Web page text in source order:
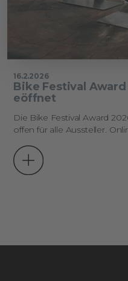
16.2.2026
Bike Festival
eöffnet
Die Bike Festival Award
offen für alle Aussteller.